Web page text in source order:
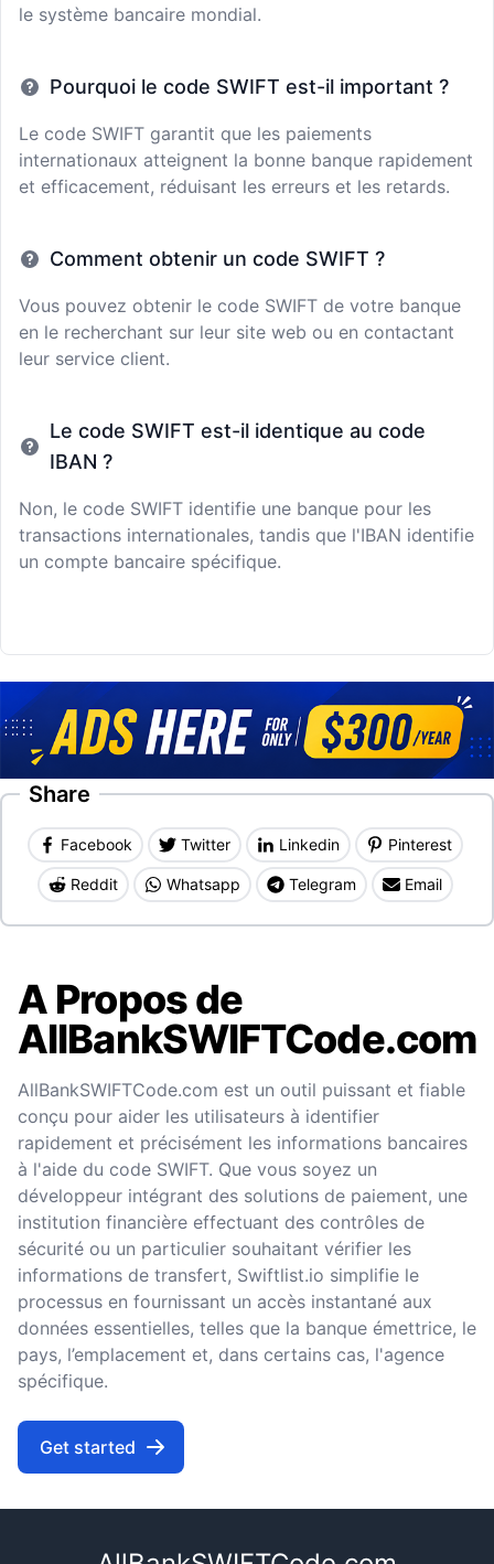
le système bancaire mondial.
Pourquoi le code SWIFT est-il important ?
Le code SWIFT garantit que les paiements
internationaux atteignent la bonne banque rapidement
et efficacement, réduisant les erreurs et les retards.
Comment obtenir un code SWIFT ?
Vous pouvez obtenir le code SWIFT de votre banque
en le recherchant sur leur site web ou en contactant
leur service client.
Le code SWIFT est-il identique au code
IBAN ?
Non, le code SWIFT identifie une banque pour les
transactions internationales, tandis que l'IBAN identifie
un compte bancaire spécifique.
Share
Facebook Twitter Linkedin Pinterest
Reddit Whatsapp Telegram Email
A Propos de
AllBankSWIFTCode.com
AllBankSWIFTCode.com est un outil puissant et fiable
conçu pour aider les utilisateurs à identifier
rapidement et précisément les informations bancaires
à l'aide du code SWIFT. Que vous soyez un
développeur intégrant des solutions de paiement, une
institution financière effectuant des contrôles de
sécurité ou un particulier souhaitant vérifier les
informations de transfert, Swiftlist.io simplifie le
processus en fournissant un accès instantané aux
données essentielles, telles que la banque émettrice, le
pays, l’emplacement et, dans certains cas, l'agence
spécifique.
Get started